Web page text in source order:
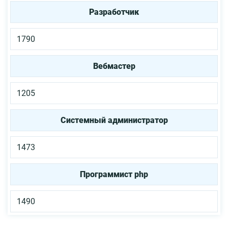
Разработчик
1790
Вебмастер
1205
Системный администратор
1473
Программист php
1490